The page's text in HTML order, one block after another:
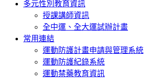
多元性別教育資訊
授課講師資訊
全中運、全大運試辦計畫
常用連結
運動防護計畫申請與管理系統
運動防護紀錄系統
運動禁藥教育資訊